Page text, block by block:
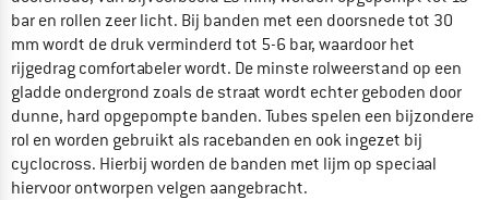
bar en rollen zeer licht. Bij banden met een doorsnede tot 30
mm wordt de druk verminderd tot 5-6 bar, waardoor het
rijgedrag comfortabeler wordt. De minste rolweerstand op een
gladde ondergrond zoals de straat wordt echter geboden door
dunne, hard opgepompte banden. Tubes spelen een bijzondere
rol en worden gebruikt als racebanden en ook ingezet bij
cyclocross. Hierbij worden de banden met lijm op speciaal
hiervoor ontworpen velgen aangebracht.